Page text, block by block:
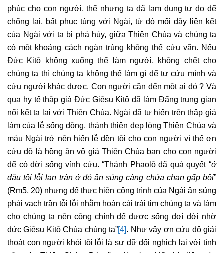
phúc cho con người, thế nhưng ta đã lạm dụng tự do để
chống lại, bất phục tùng với Ngài, từ đó mối dây liên kết
của Ngài với ta bị phá hủy, giữa Thiên Chúa và chúng ta
có một khoảng cách ngàn trùng không thể cứu vãn. Nếu
Đức Kitô không xuống thế làm người, không chết cho
chúng ta thì chúng ta không thể làm gì để tự cứu mình và
cứu người khác được. Con người cần đến một ai đó ? Và
qua hy tế thập giá Đức Giêsu Kitô đã làm Đấng trung gian
nối kết ta lại với Thiên Chúa. Ngài đã tự hiến trên thập giá
làm của lễ sống động, thánh thiện đẹp lòng Thiên Chúa và
máu Ngài trở nên hiến lễ đền tội cho con người vì thế ơn
cứu độ là hồng ân vô giá Thiên Chúa ban cho con người
để có đời sống vỉnh cửu. “Thánh Phaolô đã quả quyết “ở
đâu tội lỗi lan tràn ở đó ân sủng càng chứa chan gấp bội”
(Rm5, 20) nhưng để thực hiện công trình của Ngài ân sủng
phải vạch trần tỗi lỗi nhằm hoán cải trái tim chúng ta và làm
cho chúng ta nên công chính để được sống đơi đời nhờ
đức Giêsu Kitô Chúa chúng ta”[4]. Như vậy ơn cứu độ giải
thoát con người khỏi tội lỗi là sự dữ đối nghịch lại với tình